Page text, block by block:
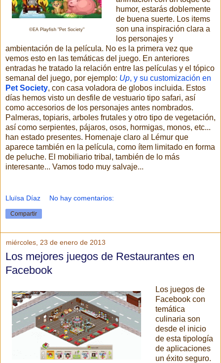
©EA Playfish "Pet Society"
humor, estarás doblemente
de buena suerte. Los items
son una inspiración clara a
los personajes y
ambientación de la película. No es la primera vez que
vemos esto en las temáticas del juego. En anteriores
entradas he tratado la relación entre las películas y el tópico
semanal del juego, por ejemplo: Up, y su customización en
Pet Society, con casa voladora de globos incluida. Estos
días hemos visto un desfile de vestuario tipo safari, así
como accesorios de los personajes antes nombrados.
Palmeras, topiaris, arboles frutales y otro tipo de vegetación,
así como serpientes, pájaros, osos, hormigas, monos, etc...
han estado presentes. Homenaje claro al Lémur que
aparece también en la película, como ítem limitado en forma
de peluche. El mobiliario tribal, también de lo más
interesante... Vamos todo muy salvaje...
Lluïsa Díaz No hay comentarios:
Compartir
miércoles, 23 de enero de 2013
Los mejores juegos de Restaurantes en
Facebook
Los juegos de
Facebook con
temática
culinaria son
desde el inicio
de esta tipología
de aplicaciones
un éxito seguro.